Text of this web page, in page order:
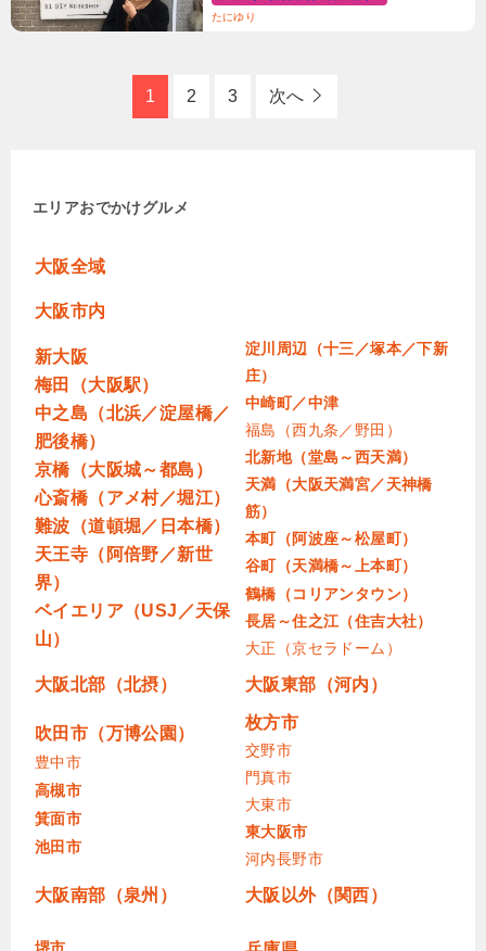
たにゆり
1 2 3 次へ
エリアおでかけグルメ
大阪全域
大阪市内
新大阪
梅田（大阪駅）
中之島（北浜／淀屋橋／
肥後橋）
京橋（大阪城～都島）
心斎橋（アメ村／堀江）
難波（道頓堀／日本橋）
天王寺（阿倍野／新世
界）
ベイエリア（USJ／天保
山）
淀川周辺（十三／塚本／下新
庄）
中崎町／中津
福島（西九条／野田）
北新地（堂島～西天満）
天満（大阪天満宮／天神橋
筋）
本町（阿波座～松屋町）
谷町（天満橋～上本町）
鶴橋（コリアンタウン）
長居～住之江（住吉大社）
大正（京セラドーム）
大阪北部（北摂） 大阪東部（河内）
吹田市（万博公園）
豊中市
高槻市
箕面市
池田市
枚方市
交野市
門真市
大東市
東大阪市
河内長野市
大阪南部（泉州） 大阪以外（関西）